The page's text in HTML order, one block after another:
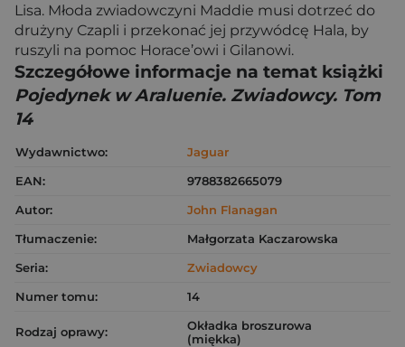
Lisa. Młoda zwiadowczyni Maddie musi dotrzeć do
drużyny Czapli i przekonać jej przywódcę Hala, by
ruszyli na pomoc Horace’owi i Gilanowi.
Szczegółowe informacje na temat książki
Pojedynek w Araluenie. Zwiadowcy. Tom
14
Wydawnictwo:
Jaguar
EAN:
9788382665079
Autor:
John Flanagan
Tłumaczenie:
Małgorzata Kaczarowska
Seria:
Zwiadowcy
Numer tomu:
14
Rodzaj oprawy:
Okładka broszurowa
(miękka)